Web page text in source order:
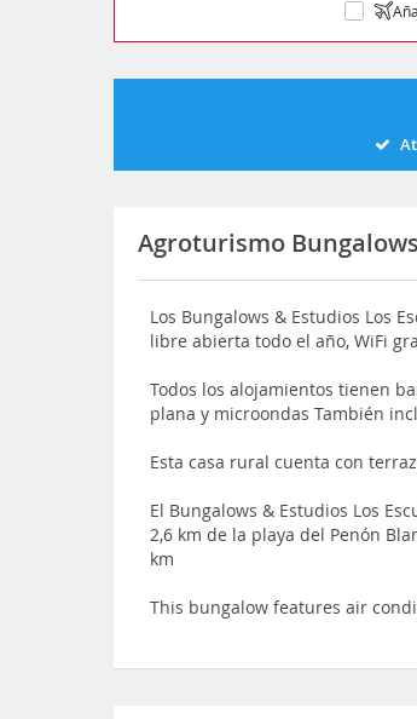
Agroturismo
Los Bungalows & Estudios Los
libre abierta todo el año, WiFi
Todos los alojamientos tienen
plana y microondas También
Esta casa rural cuenta con
El Bungalows & Estudios Los
2,6 km de la playa del Penón
km
This bungalow features air